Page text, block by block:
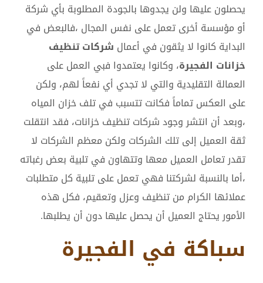
يحصلون عليها ولن يجدوها بالجودة المطلوبة بأي شركة
أو مؤسسة أخرى تعمل على نفس المجال ،فالبعض في
البداية كانوا لا يثقون في أعمال شركات تنظيف
خزانات الفجيرة، وكانوا يعتمدوا فبي العمل على
العمالة التقليدية والتي لا تجدي أي نفعاً لهم، ولكن
على العكس تماماً فكانت تتسبب في تلف خزان المياه
،وبعد أن انتشر وجود شركات تنظيف خزانات، فقد انتقلت
ثقة العميل إلى تلك الشركات ولكن معظم الشركات لا
تقدر تعامل العميل معها وتتهاون في تلبية بعض رغباته
،أما بالنسبة لشركتنا فهي تعمل على تلبية كل متطلبات
عملائها الكرام من تنظيف وعزل وتعقيم، فكل هذه
الأمور يحتاج العميل أن يحصل عليها دون أن يطلبها.
سباكة في الفجيرة